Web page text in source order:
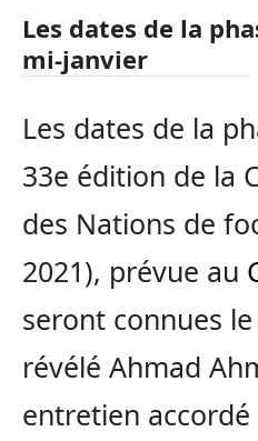
Les dates de la
mi-janvier
Les dates de la
33e édition de la
des Nations de
2021), prévue au
seront connues
révélé Ahmad
entretien accordé